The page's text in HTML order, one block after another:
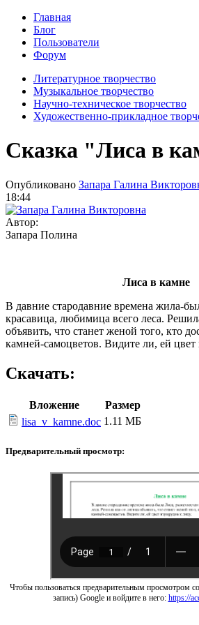
Главная
Блог
Пользователи
Форум
Литературное творчество
Музыкальное творчество
Научно-техническое творчество
Художественно-прикладное
Сказка "Лиса в
Опубликовано Запара Галина
18:44
Автор:
Запара Полина
Лиса в камне
В давние стародавние времена жила-
красавица, любимица всего леса.
объявить, что станет женой того, кто
камней-самоцветов. Видите ли, ей цвет
Скачать:
Вложение
Размер
lisa_v_kamne.doc 1.11 МБ
Предварительный просмотр:
Чтобы пользоваться предварительным просмотром
запись) Google и войдите в него: https://